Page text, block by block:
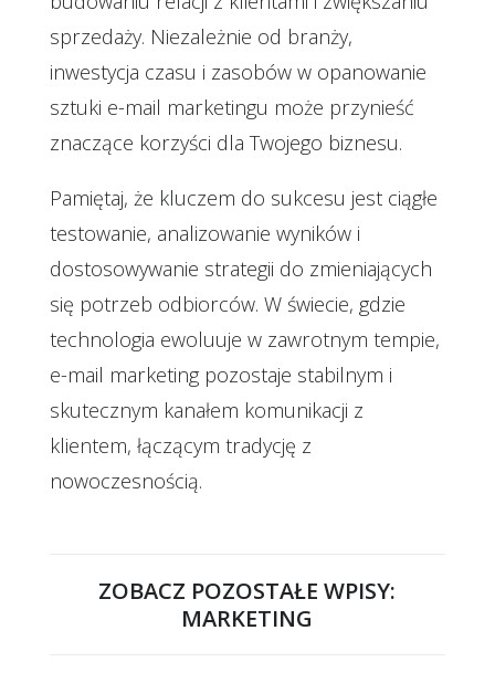
sprzedaży. Niezależnie od branży,
inwestycja czasu i zasobów w opanowanie
sztuki e-mail marketingu może przynieść
znaczące korzyści dla Twojego biznesu.
Pamiętaj, że kluczem do sukcesu jest ciągłe
testowanie, analizowanie wyników i
dostosowywanie strategii do zmieniających
się potrzeb odbiorców. W świecie, gdzie
technologia ewoluuje w zawrotnym tempie,
e-mail marketing pozostaje stabilnym i
skutecznym kanałem komunikacji z
klientem, łączącym tradycję z
nowoczesnością.
ZOBACZ POZOSTAŁE WPISY:
MARKETING